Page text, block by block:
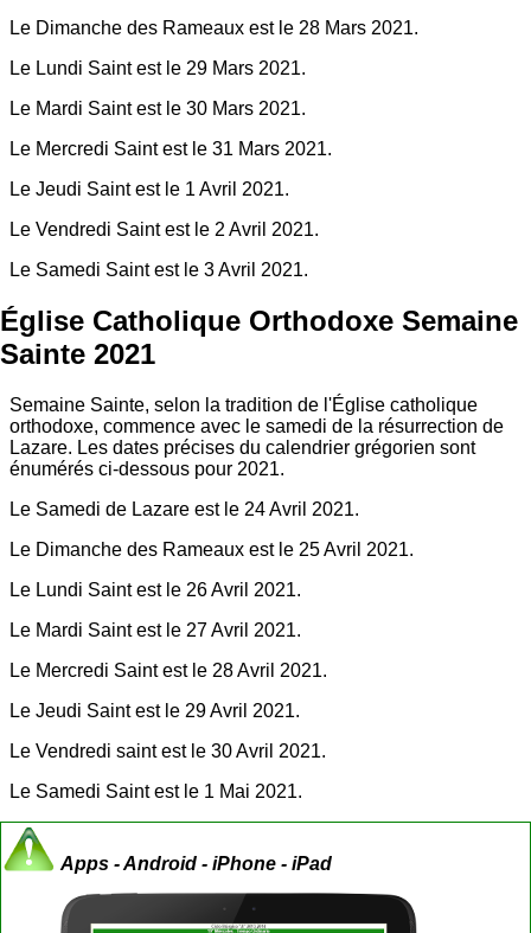
Le Dimanche des Rameaux est le 28 Mars 2021.
Le Lundi Saint est le 29 Mars 2021.
Le Mardi Saint est le 30 Mars 2021.
Le Mercredi Saint est le 31 Mars 2021.
Le Jeudi Saint est le 1 Avril 2021.
Le Vendredi Saint est le 2 Avril 2021.
Le Samedi Saint est le 3 Avril 2021.
Église Catholique Orthodoxe Semaine
Sainte 2021
Semaine Sainte, selon la tradition de l'Église catholique
orthodoxe, commence avec le samedi de la résurrection de
Lazare. Les dates précises du calendrier grégorien sont
énumérés ci-dessous pour 2021.
Le Samedi de Lazare est le 24 Avril 2021.
Le Dimanche des Rameaux est le 25 Avril 2021.
Le Lundi Saint est le 26 Avril 2021.
Le Mardi Saint est le 27 Avril 2021.
Le Mercredi Saint est le 28 Avril 2021.
Le Jeudi Saint est le 29 Avril 2021.
Le Vendredi saint est le 30 Avril 2021.
Le Samedi Saint est le 1 Mai 2021.
Apps - Android - iPhone - iPad